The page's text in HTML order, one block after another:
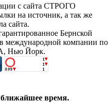
с сайта СТРОГО
на источник, а так же
сайта.
Бернской
международной компании по
Нью Йорк.
время.